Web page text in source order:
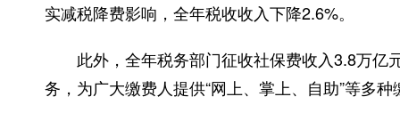
实减税降费影响，全年税收收入下降2.6%。
此外，全年税务部门征收社保费收入3.8万亿
务，为广大缴费人提供“网上、掌上、自助”等多